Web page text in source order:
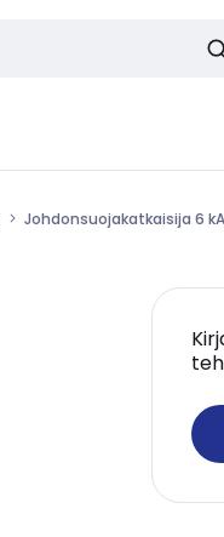
Johdonsuojakatkaisija 6